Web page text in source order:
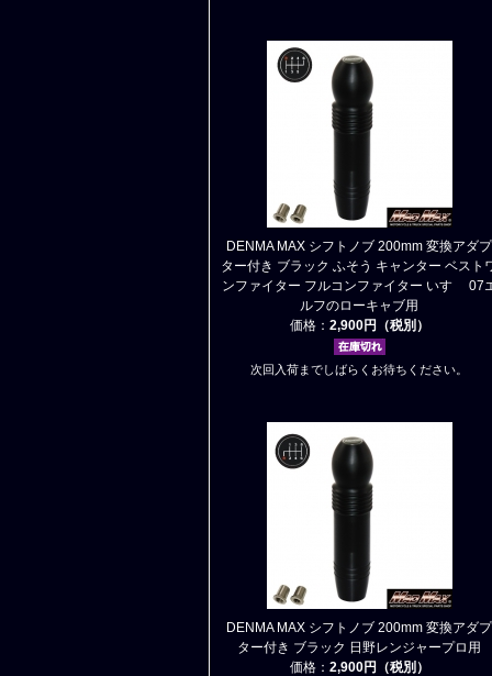
DENMA MAX シフトノブ 200mm 変換アダプ
ター付き ブラック ふそう キャンター ベスト
ンファイター フルコンファイター いすゞ 07
ルフのローキャブ用
価格： 2,900円（税別）
次回入荷までしばらくお待ちください。
DENMA MAX シフトノブ 200mm 変換アダプ
ター付き ブラック 日野レンジャープロ用
価格： 2,900円（税別）